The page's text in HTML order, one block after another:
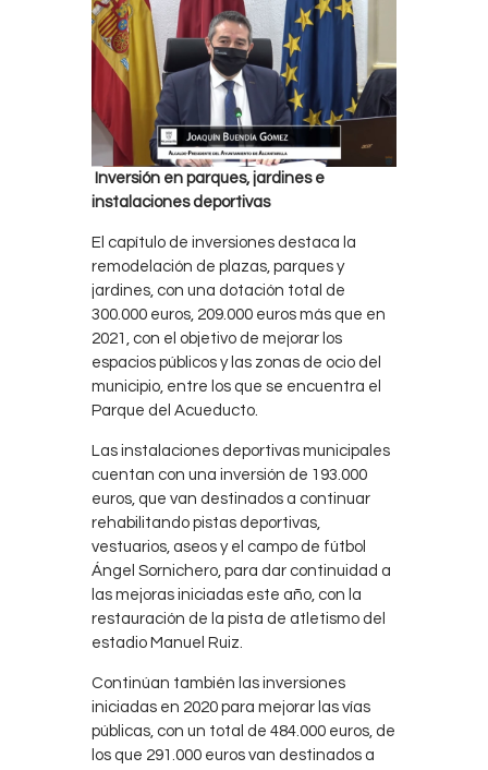
Inversión en parques, jardines e
instalaciones deportivas
El capítulo de inversiones destaca la
remodelación de plazas, parques y
jardines, con una dotación total de
300.000 euros, 209.000 euros más que en
2021, con el objetivo de mejorar los
espacios públicos y las zonas de ocio del
municipio, entre los que se encuentra el
Parque del Acueducto.
Las instalaciones deportivas municipales
cuentan con una inversión de 193.000
euros, que van destinados a continuar
rehabilitando pistas deportivas,
vestuarios, aseos y el campo de fútbol
Ángel Sornichero, para dar continuidad a
las mejoras iniciadas este año, con la
restauración de la pista de atletismo del
estadio Manuel Ruiz.
Continúan también las inversiones
iniciadas en 2020 para mejorar las vías
públicas, con un total de 484.000 euros, de
los que 291.000 euros van destinados a